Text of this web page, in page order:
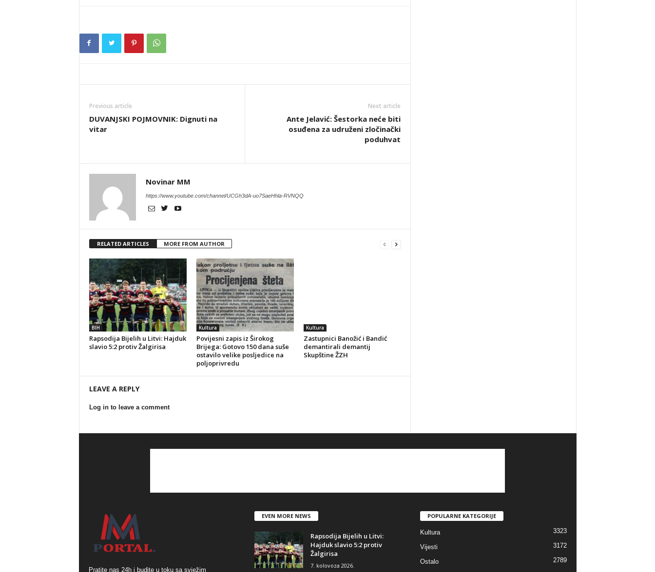
Previous article
DUVANJSKI POJMOVNIK: Dignuti na
vitar
Next article
Ante Jelavić: Šestorka neće biti
osuđena za udruženi zločinački
poduhvat
Novinar MM
https://www.youtube.com/channel/UCGh3dA-uo7SaeHhla-RVNQQ
RELATED ARTICLES MORE FROM AUTHOR
BIH
Rapsodija Bijelih u Litvi: Hajduk
slavio 5:2 protiv Žalgirisa
Kultura
Povijesni zapis iz Širokog
Brijega: Gotovo 150 dana suše
ostavilo velike posljedice na
poljoprivredu
Kultura
Zastupnici Banožić i Bandić
demantirali demantij
Skupštine ŽZH
LEAVE A REPLY
Log in to leave a comment
Pratite nas 24h i budite u toku sa svježim
EVEN MORE NEWS
Rapsodija Bijelih u Litvi:
Hajduk slavio 5:2 protiv
Žalgirisa
7. kolovoza 2026.
POPULARNE KATEGORIJE
Kultura 3323
Vijesti 3172
Ostalo
2789